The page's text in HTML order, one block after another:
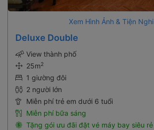
Xem Hình Ảnh & Tiện Nghi
Deluxe Double
View thành phố
25m2
1 giường đôi
2 người lớn
Miễn phí trẻ em dưới 6 tuổi
Miễn phí bữa sáng
Tặng gói ưu đãi đặt vé máy bay siêu rẻ